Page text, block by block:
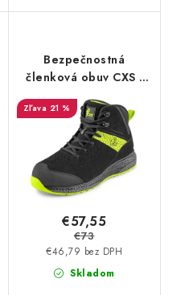
Bezpečnostná
členková obuv CXS -
Fibeline Malifera S3S
ESD
21 %
Skladom
€46,79 bez DPH
€57,55
€73